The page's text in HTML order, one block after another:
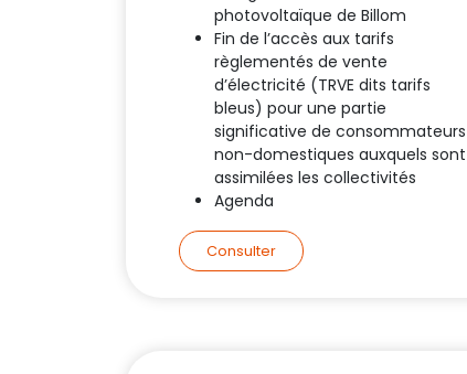
photovoltaïque de Billom
Fin de l’accès aux tarifs
règlementés de vente
d’électricité (TRVE dits tarifs
bleus) pour une partie
significative de consommateurs
non-domestiques auxquels sont
assimilées les collectivités
Agenda
Consulter